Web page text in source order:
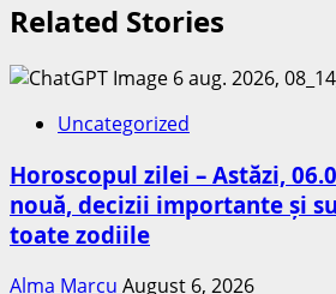
Related Stories
Uncategorized
Horoscopul zilei – Astăzi,
nouă, decizii importante și
toate zodiile
Alma Marcu August 6, 2026